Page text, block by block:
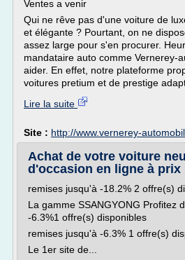
Ventes a venir
Qui ne rêve pas d'une voiture de
et élégante ? Pourtant, on ne
assez large pour s'en procurer.
mandataire auto comme Vernerey-
aider. En effet, notre plateforme
voitures pretium et de prestige
Lire la suite
Site : http://www.vernerey-
Achat de votre voiture
d'occasion en ligne à prix
remises jusqu'à -18.2% 2 offre(s)
La gamme SSANGYONG Profitez
-6.3%1 offre(s) disponibles
remises jusqu'à -6.3% 1 offre(s)
Le 1er site de...